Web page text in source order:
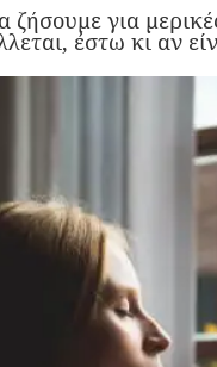
ζήσουμε για
έστω κι αν